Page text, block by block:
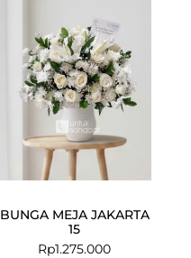
BUNGA MEJA JAKARTA
15
Rp1.275.000